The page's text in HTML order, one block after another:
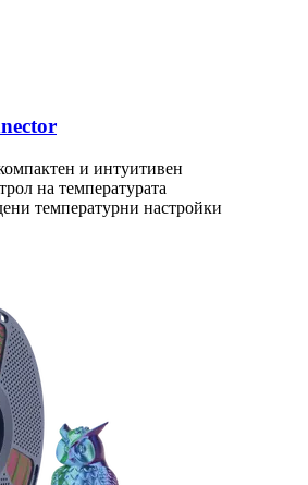
и интуитивен
на температурата
температурни настройки